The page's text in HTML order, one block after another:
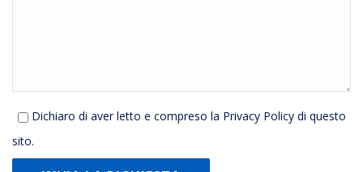
Dichiaro di aver letto e compreso la Privacy Policy di questo
sito.